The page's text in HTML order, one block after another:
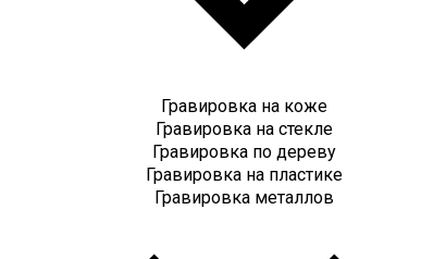
Гравировка на коже
Гравировка на стекле
Гравировка по дереву
Гравировка на пластике
Гравировка металлов